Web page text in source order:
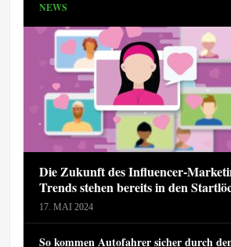
NEWS
Die Zukunft des Influencer-
Trends stehen bereits in den
17. MAI 2024
So kommen Autofahrer sicher durch